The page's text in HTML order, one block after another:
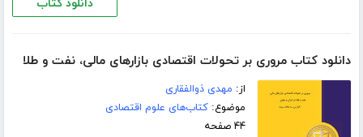
دانلود کتاب
دانلود کتاب مروری بر تحولات اقتصادی بازارهای مالی، نفت و طلا
از: مهدی ذوالفقاری
موضوع:کتاب‌های علوم اقتصادی
۴۴ صفحه